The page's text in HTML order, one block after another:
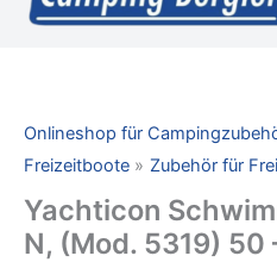
Onlineshop für
Freizeitboote
Zubehör für
Yachticon
N, (Mod. 5319) 50